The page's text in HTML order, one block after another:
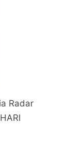
Radar